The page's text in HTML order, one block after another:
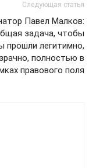
Следующая статья
Павел Малков:
задача, чтобы
прошли легитимно,
полностью в
правового поля